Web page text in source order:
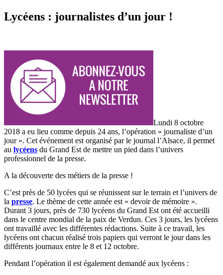
Lycéens : journalistes d’un jour !
Lundi 8 octobre
2018 a eu lieu comme depuis 24 ans, l’opération « journaliste d’un
jour ». Cet événement est organisé par le journal l’Alsace, il permet
au lycéens du Grand Est de mettre un pied dans l’univers
professionnel de la presse.
A la découverte des métiers de la presse !
C’est près de 50 lycées qui se réunissent sur le terrain et l’univers de
la presse. Le thème de cette année est « devoir de mémoire ».
Durant 3 jours, près de 730 lycéens du Grand Est ont été accueilli
dans le centre mondial de la paix de Verdun. Ces 3 jours, les lycéens
ont travaillé avec les différentes rédactions. Suite à ce travail, les
lycéens ont chacun réalisé trois papiers qui verront le jour dans les
différents journaux entre le 8 et 12 octobre.
Pendant l’opération il est également demandé aux lycéens :